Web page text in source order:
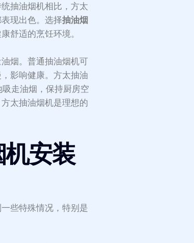
抽油烟机相比，方太
现出色。选择抽油烟
舒适的烹饪环境。
烟。普通抽油烟机可
影响健康。方太抽油
走油烟，保持厨房空
太抽油烟机是理想的
安装
些特殊情况，特别是